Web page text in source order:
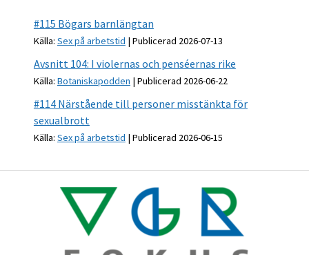
#115 Bögars barnlängtan
Källa: Sex på arbetstid Publicerad 2026-07-13
Avsnitt 104: I violernas och penséernas rike
Källa: Botaniskapodden Publicerad 2026-06-22
#114 Närstående till personer misstänkta för
sexualbrott
Källa: Sex på arbetstid Publicerad 2026-06-15